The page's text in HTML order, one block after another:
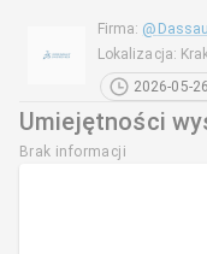
Firma: @
Lokalizacja:
2026-05-
Umiejętności
Brak informacji